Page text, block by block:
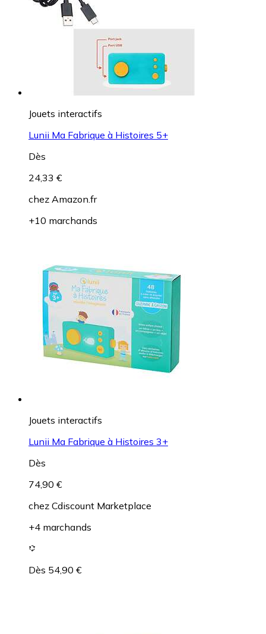
Jouets interactifs
Lunii Ma Fabrique à Histoires 5+
Dès
24,33 €
chez Amazon.fr
+10 marchands
Jouets interactifs
Lunii Ma Fabrique à Histoires 3+
Dès
74,90 €
chez Cdiscount Marketplace
+4 marchands
Dès 54,90 €